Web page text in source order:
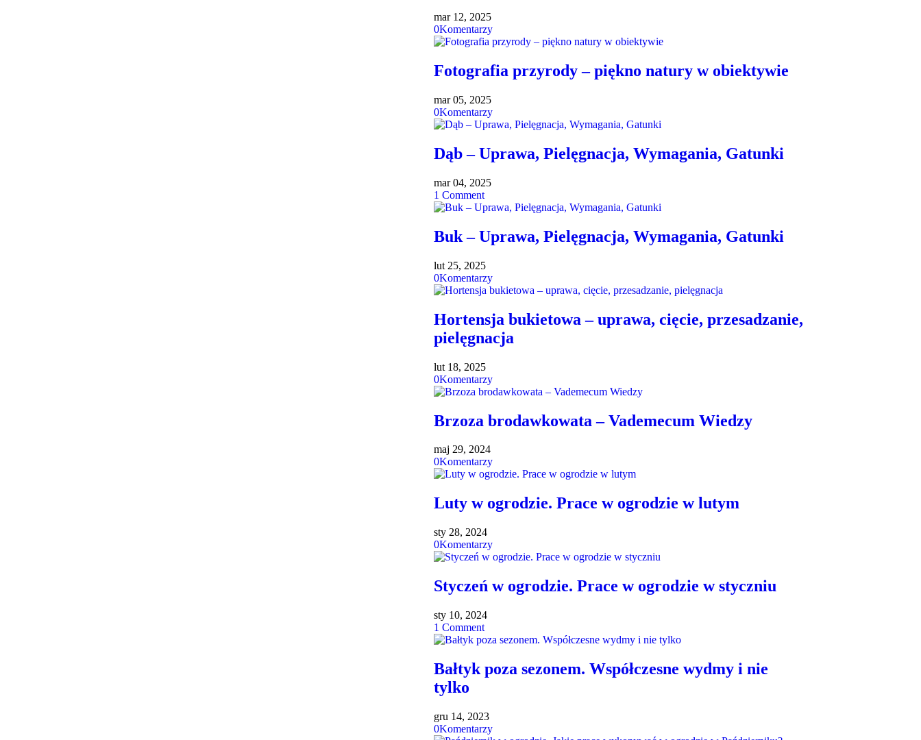
mar 12, 2025
0Komentarzy
Fotografia przyrody – piękno natury w obiektywie
mar 05, 2025
0Komentarzy
Dąb – Uprawa, Pielęgnacja, Wymagania, Gatunki
mar 04, 2025
1 Comment
Buk – Uprawa, Pielęgnacja, Wymagania, Gatunki
lut 25, 2025
0Komentarzy
Hortensja bukietowa – uprawa, cięcie, przesadzanie,
pielęgnacja
lut 18, 2025
0Komentarzy
Brzoza brodawkowata – Vademecum Wiedzy
maj 29, 2024
0Komentarzy
Luty w ogrodzie. Prace w ogrodzie w lutym
sty 28, 2024
0Komentarzy
Styczeń w ogrodzie. Prace w ogrodzie w styczniu
sty 10, 2024
1 Comment
Bałtyk poza sezonem. Współczesne wydmy i nie
tylko
gru 14, 2023
0Komentarzy